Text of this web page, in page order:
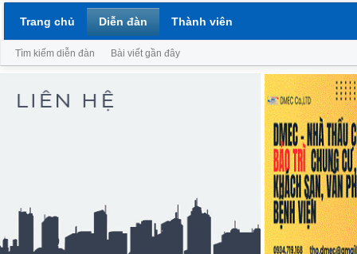
Trang chủ Diễn đàn
Tìm kiếm diễn đàn Bài viết gần đây
Thành viên